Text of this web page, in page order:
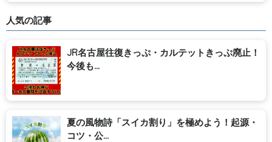
人気の記事
JR名古屋往復きっぷ・カルテットきっぷ廃止！
今後も...
夏の風物詩「スイカ割り」を極めよう！起源・
コツ・公...